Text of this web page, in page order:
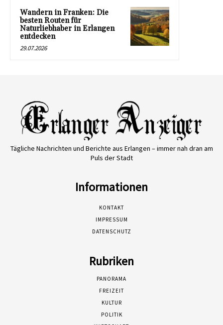
Wandern in Franken: Die
besten Routen für
Naturliebhaber in Erlangen
entdecken
29.07.2026
Tägliche Nachrichten und Berichte aus Erlangen – immer nah dran am
Puls der Stadt
Informationen
KONTAKT
IMPRESSUM
DATENSCHUTZ
Rubriken
PANORAMA
FREIZEIT
KULTUR
POLITIK